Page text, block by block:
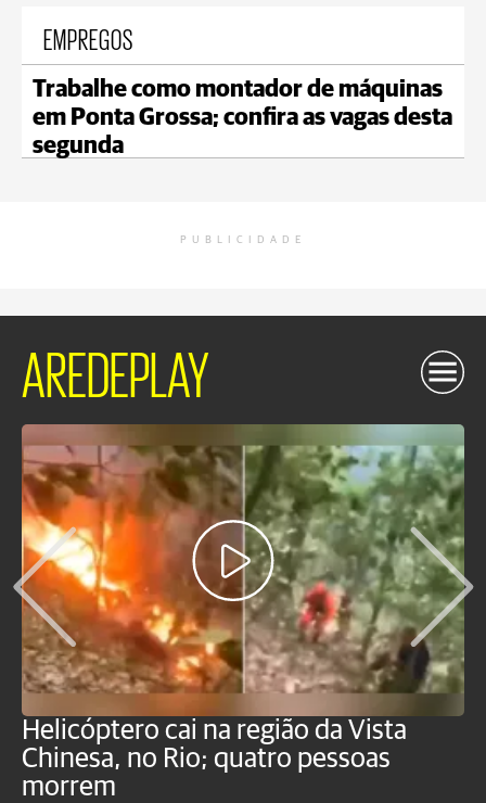
EMPREGOS
Trabalhe como montador de máquinas
em Ponta Grossa; confira as vagas desta
segunda
PUBLICIDADE
AREDEPLAY
Helicóptero cai na região da Vista
Chinesa, no Rio; quatro pessoas
morrem